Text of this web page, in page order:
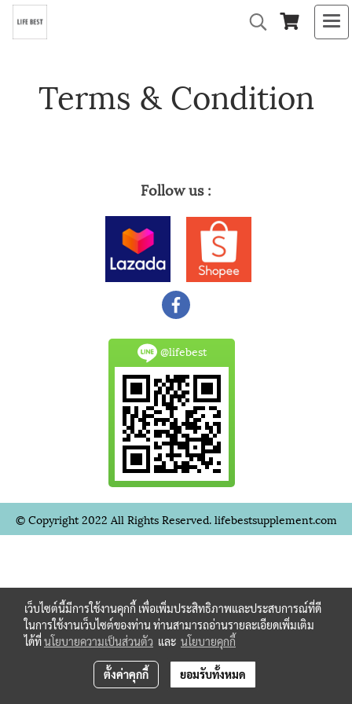
Terms & Condition
Follow us :
@lifebest
© Copyright 2022 All Rights Reserved. lifebestsupplement.com
เว็บไซต์นี้มีการใช้งานคุกกี้ เพื่อเพิ่มประสิทธิภาพและประสบการณ์ที่ดี
ในการใช้งานเว็บไซต์ของท่าน ท่านสามารถอ่านรายละเอียดเพิ่มเติม
ได้ที่นโยบายความเป็นส่วนตัว และ นโยบายคุกกี้
ตั้งค่าคุกกี้ ยอมรับทั้งหมด